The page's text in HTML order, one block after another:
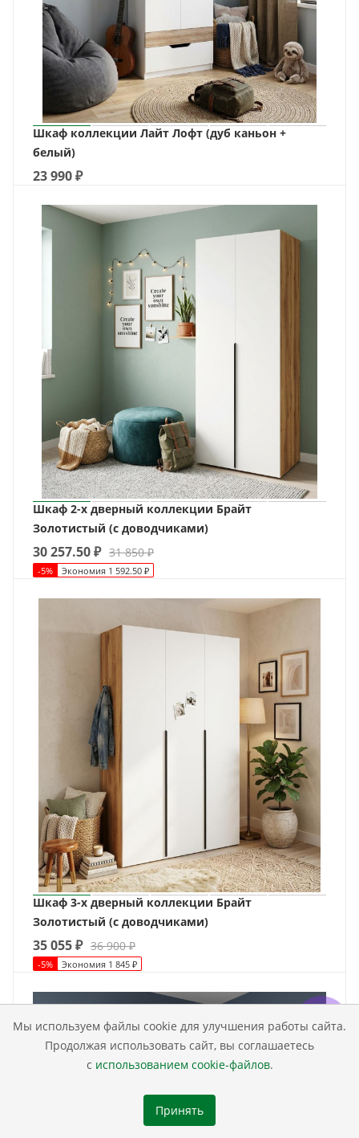
Мы используем файлы cookie для улучшения работы сайта.
Продолжая использовать сайт, вы соглашаетесь
с использованием cookie-файлов.
Принять
Шкаф коллекции Лайт Лофт (дуб каньон +
белый)
23 990₽
Шкаф 2-х дверный коллекции Брайт
Золотистый (с доводчиками)
30 257.50₽ 31 850₽
-5% Экономия 1 592.50 ₽
Шкаф 3-х дверный коллекции Брайт
Золотистый (с доводчиками)
35 055₽ 36 900₽
-5% Экономия 1 845 ₽